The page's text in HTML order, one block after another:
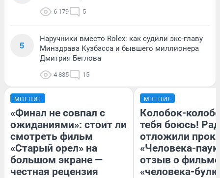
6 179 5
5
Наручники вместо Rolex: как судили экс-главу
Минздрава Кузбасса и бывшего миллионера
Дмитрия Беглова
4 885 15
МНЕНИЕ
«Финал не совпал с
ожиданиями»: стоит ли
смотреть фильм
«Старый орел» на
большом экране —
честная рецензия
МНЕНИЕ
Колобок-
тебя боюсь!
отложили
«Человека-
отзыв о
«человека-